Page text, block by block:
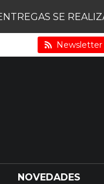
SE
Newsletter
NOVEDADES